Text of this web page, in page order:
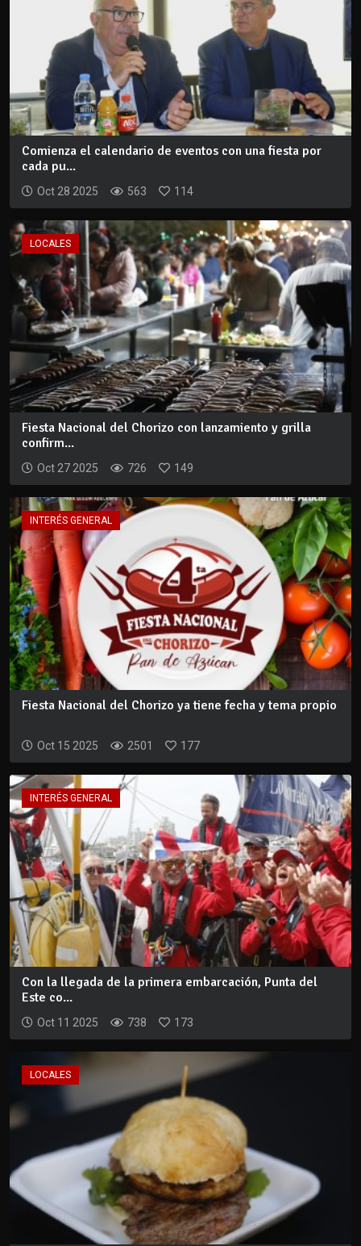
Comienza el calendario de eventos con una fiesta por
cada pu...
Oct 28 2025 563 114
LOCALES
Fiesta Nacional del Chorizo con lanzamiento y grilla
confirm...
Oct 27 2025 726 149
INTERÉS GENERAL
Fiesta Nacional del Chorizo ya tiene fecha y tema propio
Oct 15 2025 2501 177
INTERÉS GENERAL
Con la llegada de la primera embarcación, Punta del
Este co...
Oct 11 2025 738 173
LOCALES